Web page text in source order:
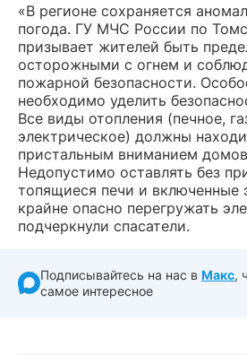
«В регионе сохраняется
погода. ГУ МЧС России по
призывает жителей быть
осторожными с огнем и
пожарной безопасности.
необходимо уделить
Все виды отопления (печное,
электрическое) должны
пристальным вниманием
Недопустимо оставлять без
топящиеся печи и включенные
крайне опасно перегружать
подчеркнули спасатели.
Подписывайтесь на нас в Макс,
самое интересное